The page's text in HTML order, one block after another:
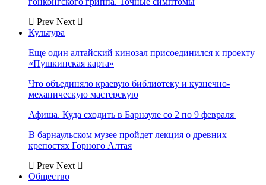
Prev Next
Культура
Еще один алтайский кинозал присоединился к проекту
«Пушкинская карта»
Что объединяло краевую библиотеку и кузнечно-
механическую мастерскую
Афиша. Куда сходить в Барнауле со 2 по 9 февраля
В барнаульском музее пройдет лекция о древних
крепостях Горного Алтая
Prev Next
Общество